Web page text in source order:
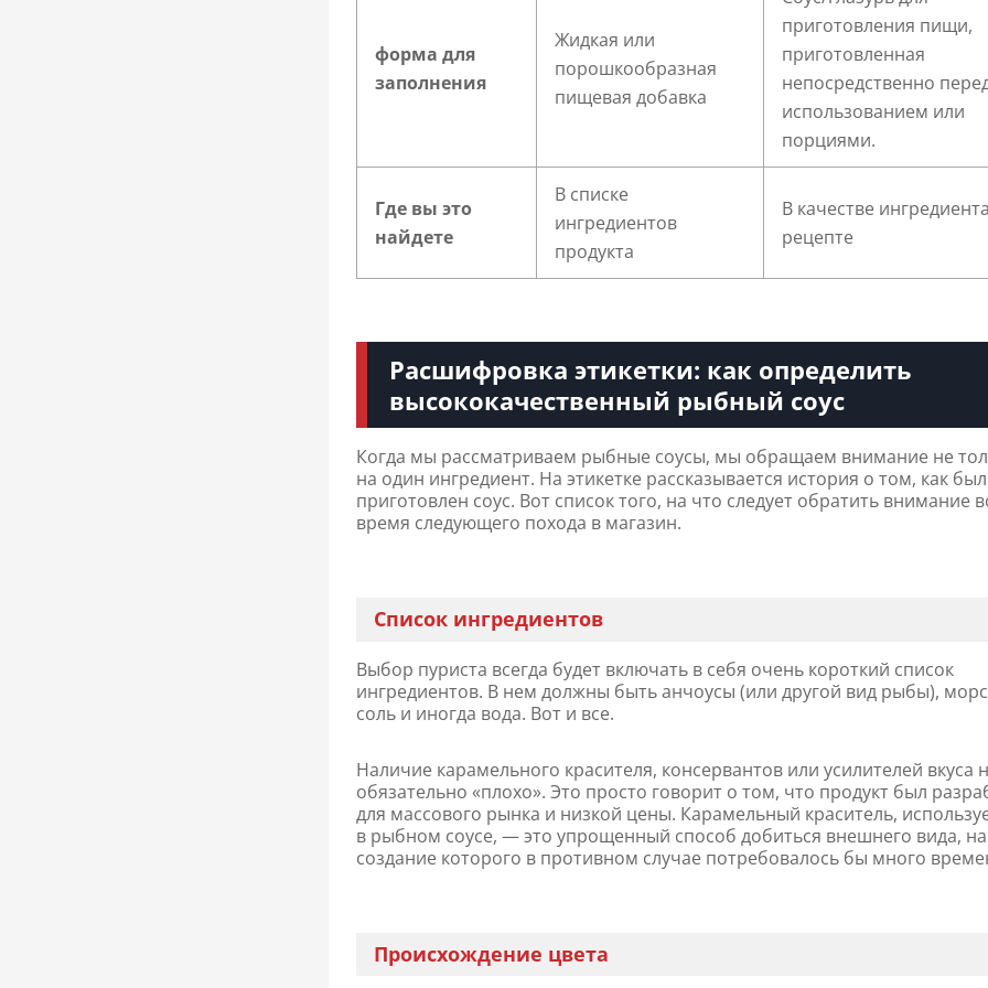
форма для
заполнения
Жидкая или
порошкообразная
пищевая добавка
приготовления пищи,
приготовленная
непосредственно
использованием или
порциями.
Где вы это
найдете
В списке
ингредиентов
продукта
В качестве
рецепте
Расшифровка этикетки: как определить
высококачественный рыбный соус
Когда мы рассматриваем рыбные соусы, мы обращаем внимание не
на один ингредиент. На этикетке рассказывается история о том, как был
приготовлен соус. Вот список того, на что следует обратить внимание
время следующего похода в магазин.
Список ингредиентов
Выбор пуриста всегда будет включать в себя очень короткий список
ингредиентов. В нем должны быть анчоусы (или другой вид рыбы),
соль и иногда вода. Вот и все.
Наличие карамельного красителя, консервантов или усилителей вкуса
обязательно «плохо». Это просто говорит о том, что продукт был
для массового рынка и низкой цены. Карамельный краситель,
в рыбном соусе, — это упрощенный способ добиться внешнего вида, на
создание которого в противном случае потребовалось бы много
Происхождение цвета